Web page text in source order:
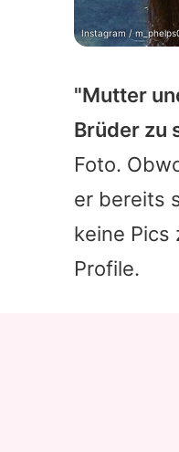
"Mutter
Brüder zu
Foto.
er bereits
keine Pics
Profile.
Instagram /